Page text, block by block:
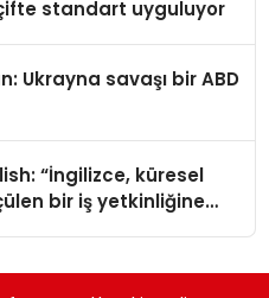
standart uyguluyor
Ukrayna savaşı bir ABD
“İngilizce, küresel
bir iş yetkinliğine